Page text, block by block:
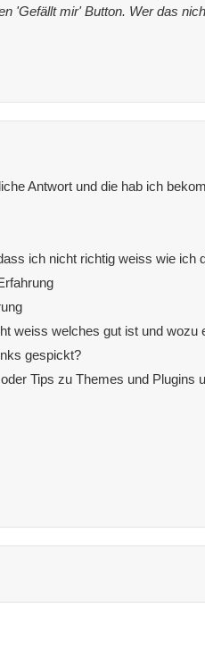
'Gefällt mir' Button. Wer das
Antwort und die hab ich
ich nicht richtig weiss wie ich
weiss welches gut ist und wozu
gespickt?
Tips zu Themes und Plugins